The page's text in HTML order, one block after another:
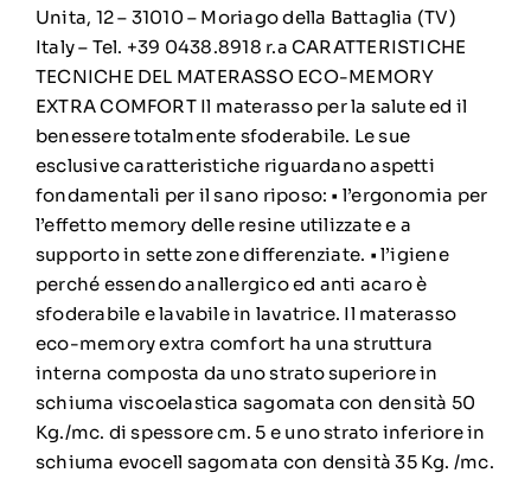
Unita, 12 – 31010 – Moriago della Battaglia (TV)
Italy – Tel. +39 0438.8918 r.a CARATTERISTICHE
TECNICHE DEL MATERASSO ECO-MEMORY
EXTRA COMFORT Il materasso per la salute ed il
benessere totalmente sfoderabile. Le sue
esclusive caratteristiche riguardano aspetti
fondamentali per il sano riposo: • l’ergonomia per
l’effetto memory delle resine utilizzate e a
supporto in sette zone differenziate. • l’igiene
perché essendo anallergico ed anti acaro è
sfoderabile e lavabile in lavatrice. Il materasso
eco-memory extra comfort ha una struttura
interna composta da uno strato superiore in
schiuma viscoelastica sagomata con densità 50
Kg./mc. di spessore cm. 5 e uno strato inferiore in
schiuma evocell sagomata con densità 35 Kg. /mc.